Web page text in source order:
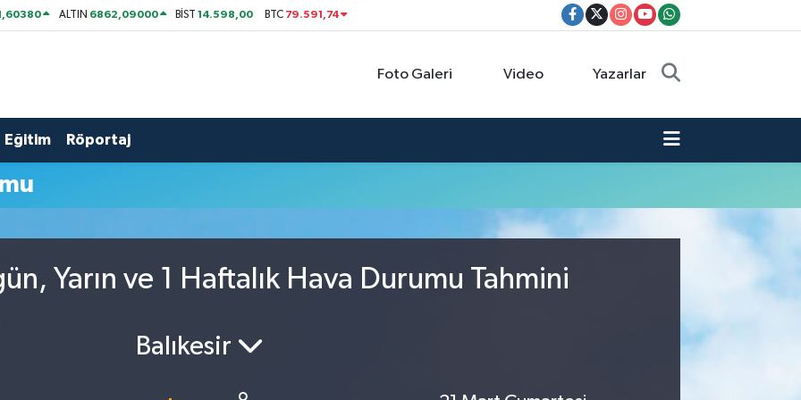
ALTIN 6862,09000 BİST14.598,00 BTC 79.591,74
Foto Galeri Video Yazarlar
Eğitim Röportaj
Yarın ve 1 Haftalık Hava Durumu Tahmini
Balıkesir